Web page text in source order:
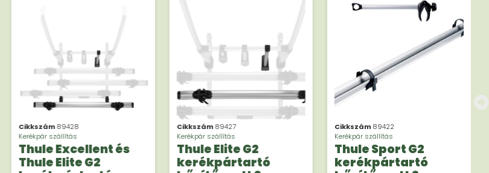
Cikkszám89428
Kerékpár szállítás
Thule Excellent és
Thule Elite G2
Cikkszám89427
Kerékpár szállítás
Thule Elite G2
kerékpártartó
Cikkszám 89422
Kerékpár szállítás
Thule Sport G2
kerékpártartó